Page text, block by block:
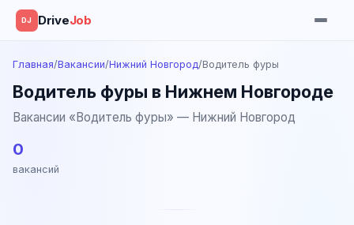
DJ DriveJob
Главная/Вакансии/Нижний Новгород/Водитель фуры
Водитель фуры в Нижнем Новгороде
Вакансии «Водитель фуры» — Нижний Новгород
0
вакансий